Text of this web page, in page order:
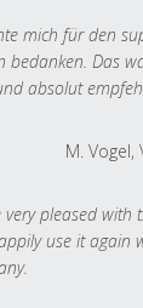
mich für den
bedanken. Das
absolut
M. Vogel,
very pleased with
use it again